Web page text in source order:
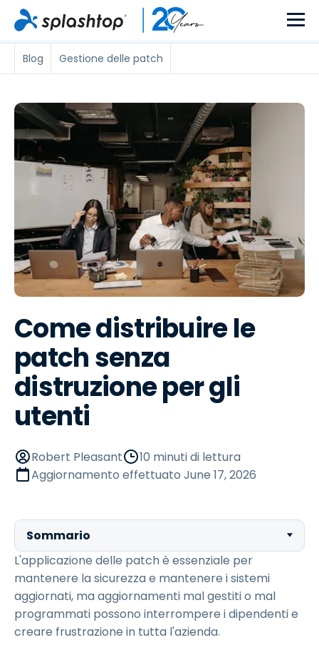
Blog Gestione delle patch
Come distribuire le
patch senza
distruzione per gli
utenti
Robert Pleasant
10 minuti di lettura
Aggiornamento effettuato June 17, 2026
Sommario
L'applicazione delle patch è essenziale per
mantenere la sicurezza e mantenere i sistemi
aggiornati, ma aggiornamenti mal gestiti o mal
programmati possono interrompere i dipendenti e
creare frustrazione in tutta l'azienda.